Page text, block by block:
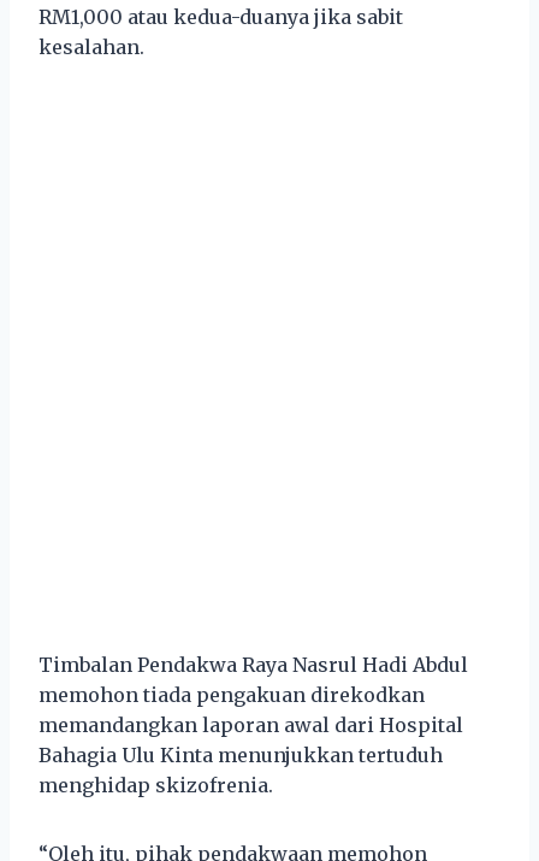
RM1,000 atau kedua-duanya jika sabit
kesalahan.
Timbalan Pendakwa Raya Nasrul Hadi Abdul
memohon tiada pengakuan direkodkan
memandangkan laporan awal dari Hospital
Bahagia Ulu Kinta menunjukkan tertuduh
menghidap skizofrenia.
“Oleh itu, pihak pendakwaan memohon